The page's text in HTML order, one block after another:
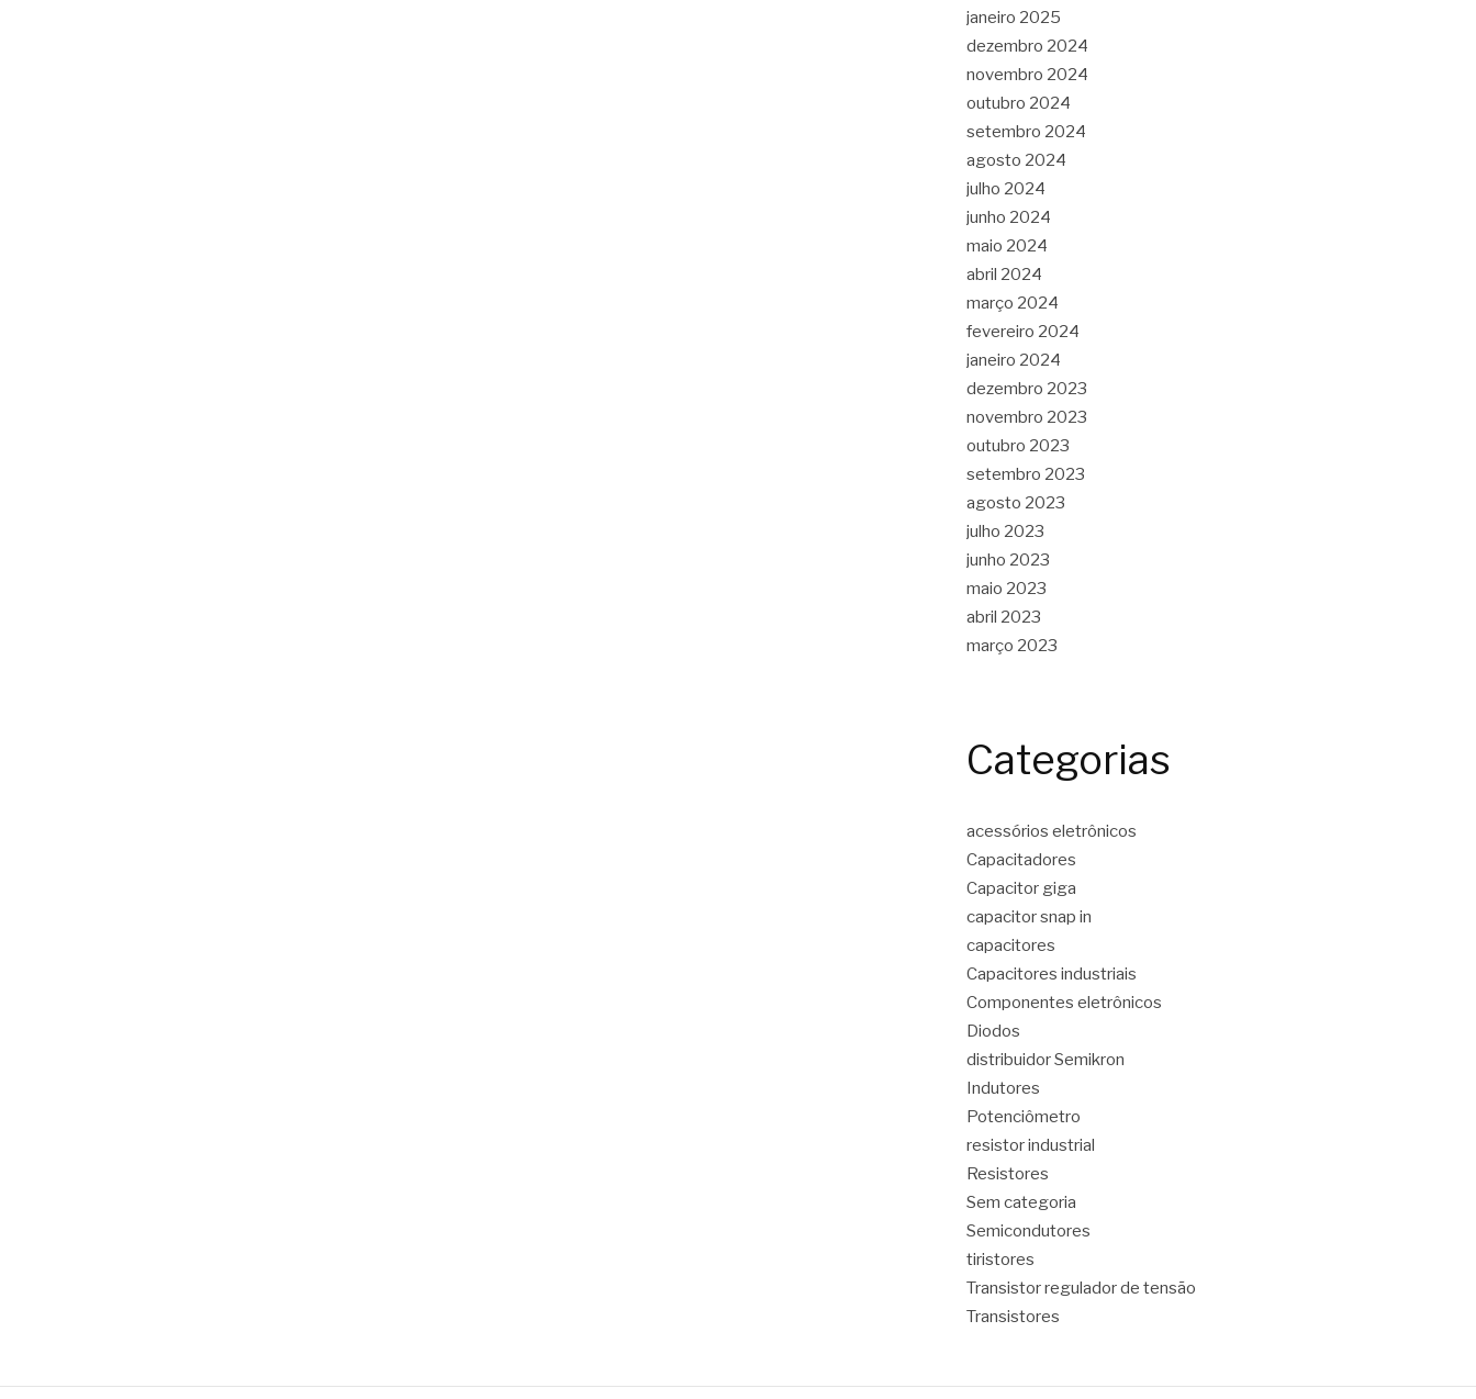
janeiro 2025
dezembro 2024
novembro 2024
outubro 2024
setembro 2024
agosto 2024
julho 2024
junho 2024
maio 2024
abril 2024
março 2024
fevereiro 2024
janeiro 2024
dezembro 2023
novembro 2023
outubro 2023
setembro 2023
agosto 2023
julho 2023
junho 2023
maio 2023
abril 2023
março 2023
Categorias
acessórios eletrônicos
Capacitadores
Capacitor giga
capacitor snap in
capacitores
Capacitores industriais
Componentes eletrônicos
Diodos
distribuidor Semikron
Indutores
Potenciômetro
resistor industrial
Resistores
Sem categoria
Semicondutores
tiristores
Transistor regulador de tensão
Transistores